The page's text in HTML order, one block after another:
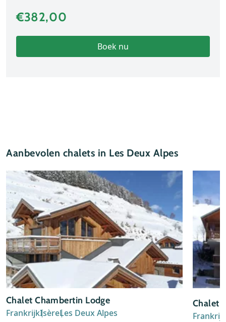
€382,00
Boek nu
Aanbevolen chalets in Les Deux Alpes
Chalet Chambertin Lodge
FrankrijkIsèreLes Deux Alpes
Chalet
Frankrijk